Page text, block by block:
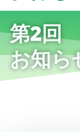
第2回
お知ら